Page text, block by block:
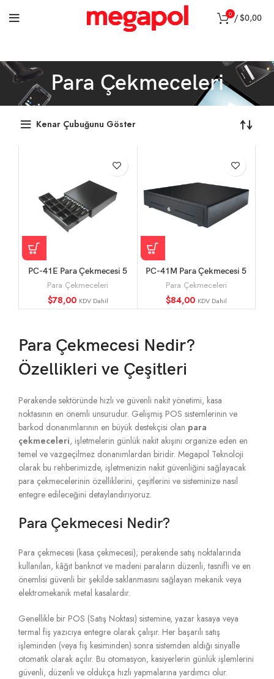
0 /$0,00
Para Çekmeceleri
Kenar Çubuğunu Göster
PC-41E Para Çekmecesi 5
Kağıt 5 Metal Bölmeli
Para Çekmeceleri
$78,00 KDV Dahil
PC-41M Para Çekmecesi 5
Kağıt 8 Metal Bölmeli
Para Çekmeceleri
$84,00 KDV Dahil
Para Çekmecesi Nedir?
Özellikleri ve Çeşitleri
Perakende sektöründe hızlı ve güvenli nakit yönetimi, kasa
noktasının en önemli unsurudur. Gelişmiş POS sistemlerinin ve
barkod donanımlarının en büyük destekçisi olan para
çekmeceleri, işletmelerin günlük nakit akışını organize eden en
temel ve vazgeçilmez donanımlardan biridir. Megapol Teknoloji
olarak bu rehberimizde, işletmenizin nakit güvenliğini sağlayacak
para çekmecelerinin özelliklerini, çeşitlerini ve sisteminize nasıl
entegre edileceğini detaylandırıyoruz.
Para Çekmecesi Nedir?
Para çekmecesi (kasa çekmecesi); perakende satış noktalarında
kullanılan, kâğıt banknot ve madeni paraların düzenli, tasnifli ve en
önemlisi güvenli bir şekilde saklanmasını sağlayan mekanik veya
elektromekanik metal kasalardır.
Genellikle bir POS (Satış Noktası) sistemine, yazar kasaya veya
termal fiş yazıcıya entegre olarak çalışır. Her başarılı satış
işleminden (veya fiş kesiminden) sonra sistemden aldığı sinyalle
otomatik olarak açılır. Bu otomasyon, kasiyerlerin günlük işlemlerini
güvenli, düzenli ve oldukça hızlı yapmalarına yardımcı olur.